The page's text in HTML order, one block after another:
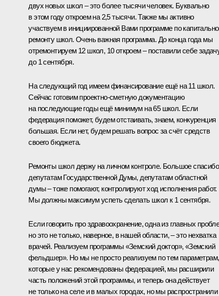
двух новых школ – это более тысячи человек. Буквально
в этом году откроем на 2,5 тысячи. Также мы активно
участвуем в инициированной Вами программе по
ремонту школ. Очень важная программа. До конца года мы
отремонтируем 12 школ, 10 откроем – поставили себе
до 1 сентября.
На следующий год имеем финансирование ещё на 11 школ.
Сейчас готовим проектно-сметную документацию
на последующие годы ещё минимум на 65 школ. Если
федерация поможет, будем отстаивать, знаем, конкуренция
большая. Если нет, будем решать вопрос за счёт средств
своего бюджета.
Ремонты школ держу на личном контроле. Большое спасибо
депутатам Государственной Думы, депутатам областной
думы – тоже помогают, контролируют ход исполнения работ.
Мы должны максимум успеть сделать школ к 1 сентября.
Если говорить про здравоохранение, одна из главных
но это не только, наверное, в нашей области, – это нехватка
врачей. Реализуем программы «Земский доктор», «Земский
фельдшер». Но мы не просто реализуем по тем параметрам,
которые у нас рекомендованы федерацией, мы расширили
часть положений этой программы, и теперь она действует
не только на селе и в малых городах, но мы распространили